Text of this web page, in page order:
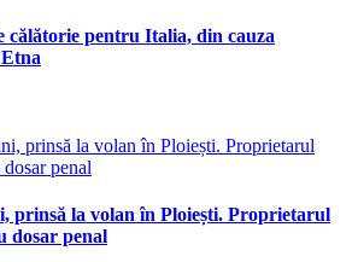
călătorie pentru Italia, din cauza
prinsă la volan în Ploiești. Proprietarul
dosar penal